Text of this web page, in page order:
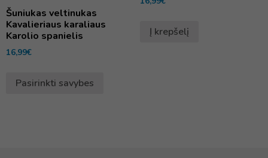
Šuniukas veltinukas
Kavalieriaus karaliaus
Karolio spanielis
16,99€
Pasirinkti savybes
Į krepšelį